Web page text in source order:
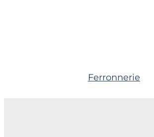
Ferronnerie